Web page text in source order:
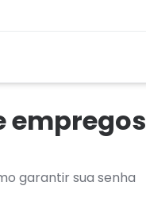
empregos
garantir sua senha